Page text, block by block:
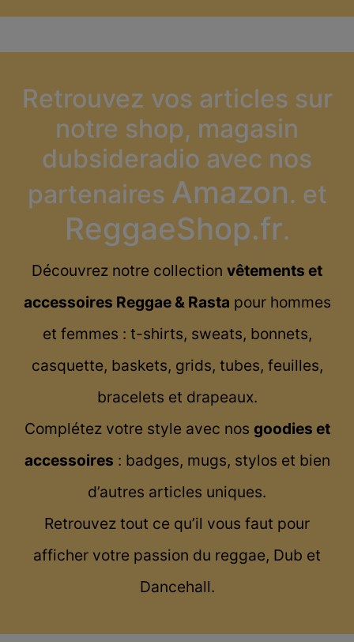
Retrouvez vos articles sur
notre shop, magasin
dubsideradio avec nos
partenaires Amazon. et
ReggaeShop.fr.
Découvrez notre collection vêtements et
accessoires Reggae & Rasta pour hommes
et femmes : t-shirts, sweats, bonnets,
casquette, baskets, grids, tubes, feuilles,
bracelets et drapeaux.
Complétez votre style avec nos goodies et
accessoires : badges, mugs, stylos et bien
d’autres articles uniques.
Retrouvez tout ce qu’il vous faut pour
afficher votre passion du reggae, Dub et
Dancehall.